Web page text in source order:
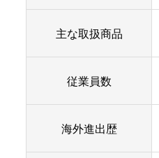
主な取扱商品
従業員数
海外進出歴